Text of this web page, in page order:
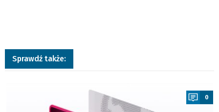
Sprawdź także:
0